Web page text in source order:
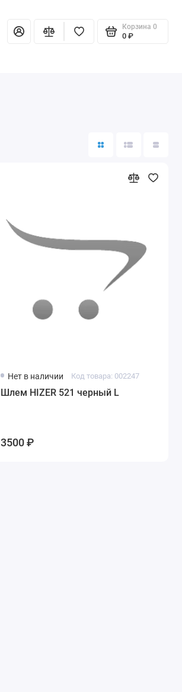
Корзина 0
0 ₽
Нет в наличии Код товара: 002247
Шлем HIZER 521 черный L
3500 ₽